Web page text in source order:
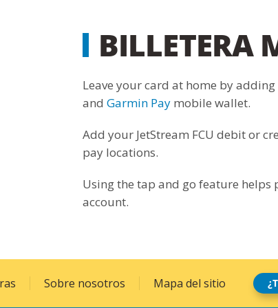
BILLETERA
Leave your card at home by
and Garmin Pay mobile wallet.
Add your JetStream FCU debit or
pay locations.
Using the tap and go feature
account.
Sobre nosotros Mapa del sitio